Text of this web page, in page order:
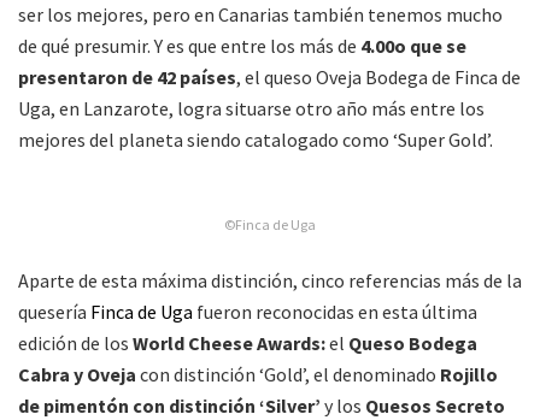
ser los mejores, pero en Canarias también tenemos mucho
de qué presumir. Y es que entre los más de 4.00o que se
presentaron de 42 países, el queso Oveja Bodega de Finca de
Uga, en Lanzarote, logra situarse otro año más entre los
mejores del planeta siendo catalogado como ‘Super Gold’.
©Finca de Uga
Aparte de esta máxima distinción, cinco referencias más de la
quesería Finca de Uga fueron reconocidas en esta última
edición de los World Cheese Awards:el Queso Bodega
Cabra y Oveja con distinción ‘Gold’, el denominado Rojillo
de pimentón con distinción ‘Silver’ y los Quesos Secreto